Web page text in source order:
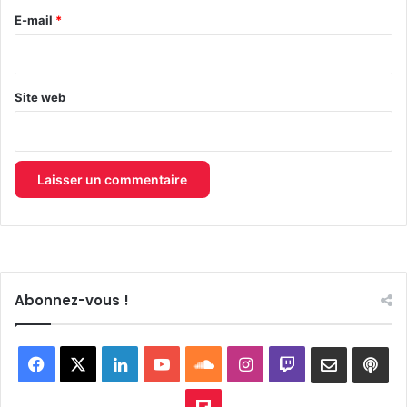
e
E-mail *
Site web
Abonnez-vous !
Facebook LinkedinYouTubeSoundCloud
Instagram
Twitch